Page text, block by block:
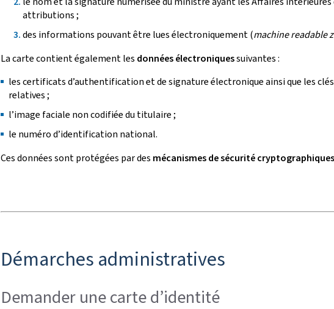
attributions ;
des informations pouvant être lues électroniquement (machine readable
La carte contient également les données électroniquessuivantes :
les certificats d’authentification et de signature électronique ainsi que les
relatives ;
l’image faciale non codifiée du titulaire ;
le numéro d’identification national.
Ces données sont protégées par des mécanismes de sécurité cryptographiques
Démarches administratives
Demander une carte d’identité